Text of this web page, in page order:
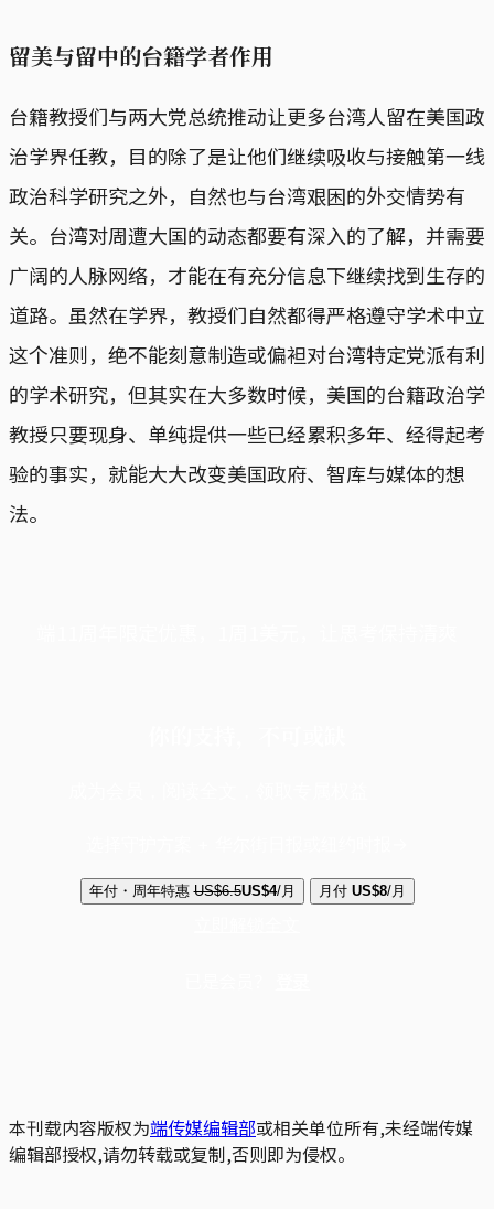
留美与留中的台籍学者作用
台籍教授们与两大党总统推动让更多台湾人留在美国政
治学界任教，目的除了是让他们继续吸收与接触第一线
政治科学研究之外，自然也与台湾艰困的外交情势有
关。台湾对周遭大国的动态都要有深入的了解，并需要
广阔的人脉网络，才能在有充分信息下继续找到生存的
道路。虽然在学界，教授们自然都得严格遵守学术中立
这个准则，绝不能刻意制造或偏袒对台湾特定党派有利
的学术研究，但其实在大多数时候，美国的台籍政治学
教授只要现身、单纯提供一些已经累积多年、经得起考
验的事实，就能大大改变美国政府、智库与媒体的想
法。
年付・周年特惠 US$6.5US$4/月 月付 US$8/月
本刊载内容版权为端传媒编辑部或相关单位所有,未经端传媒
编辑部授权,请勿转载或复制,否则即为侵权。